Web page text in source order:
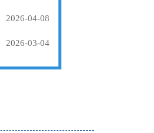
2026-04-08
2026-03-04